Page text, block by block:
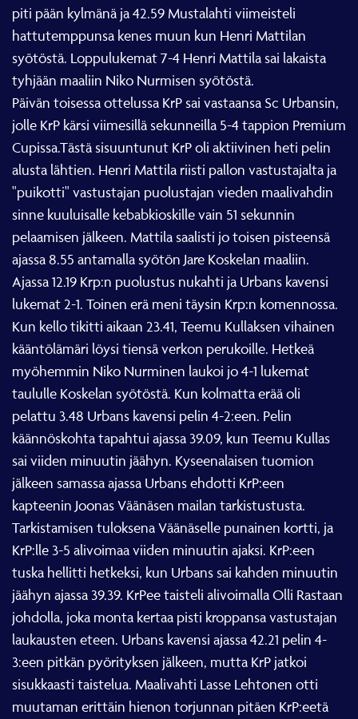
piti pään kylmänä ja 42.59 Mustalahti viimeisteli
hattutemppunsa kenes muun kun Henri Mattilan
syötöstä. Loppulukemat 7-4 Henri Mattila sai lakaista
tyhjään maaliin Niko Nurmisen syötöstä.
Päivän toisessa ottelussa KrP sai vastaansa Sc Urbansin,
jolle KrP kärsi viimesillä sekunneilla 5-4 tappion Premium
Cupissa.Tästä sisuuntunut KrP oli aktiivinen heti pelin
alusta lähtien. Henri Mattila riisti pallon vastustajalta ja
"puikotti" vastustajan puolustajan vieden maalivahdin
sinne kuuluisalle kebabkioskille vain 51 sekunnin
pelaamisen jälkeen. Mattila saalisti jo toisen pisteensä
ajassa 8.55 antamalla syötön Jare Koskelan maaliin.
Ajassa 12.19 Krp:n puolustus nukahti ja Urbans kavensi
lukemat 2-1. Toinen erä meni täysin Krp:n komennossa.
Kun kello tikitti aikaan 23.41, Teemu Kullaksen vihainen
kääntölämäri löysi tiensä verkon perukoille. Hetkeä
myöhemmin Niko Nurminen laukoi jo 4-1 lukemat
taululle Koskelan syötöstä. Kun kolmatta erää oli
pelattu 3.48 Urbans kavensi pelin 4-2:een. Pelin
käännöskohta tapahtui ajassa 39.09, kun Teemu Kullas
sai viiden minuutin jäähyn. Kyseenalaisen tuomion
jälkeen samassa ajassa Urbans ehdotti KrP:een
kapteenin Joonas Väänäsen mailan tarkistustusta.
Tarkistamisen tuloksena Väänäselle punainen kortti, ja
KrP:lle 3-5 alivoimaa viiden minuutin ajaksi. KrP:een
tuska hellitti hetkeksi, kun Urbans sai kahden minuutin
jäähyn ajassa 39.39. KrPee taisteli alivoimalla Olli Rastaan
johdolla, joka monta kertaa pisti kroppansa vastustajan
laukausten eteen. Urbans kavensi ajassa 42.21 pelin 4-
3:een pitkän pyörityksen jälkeen, mutta KrP jatkoi
sisukkaasti taistelua. Maalivahti Lasse Lehtonen otti
muutaman erittäin hienon torjunnan pitäen KrP:eetä